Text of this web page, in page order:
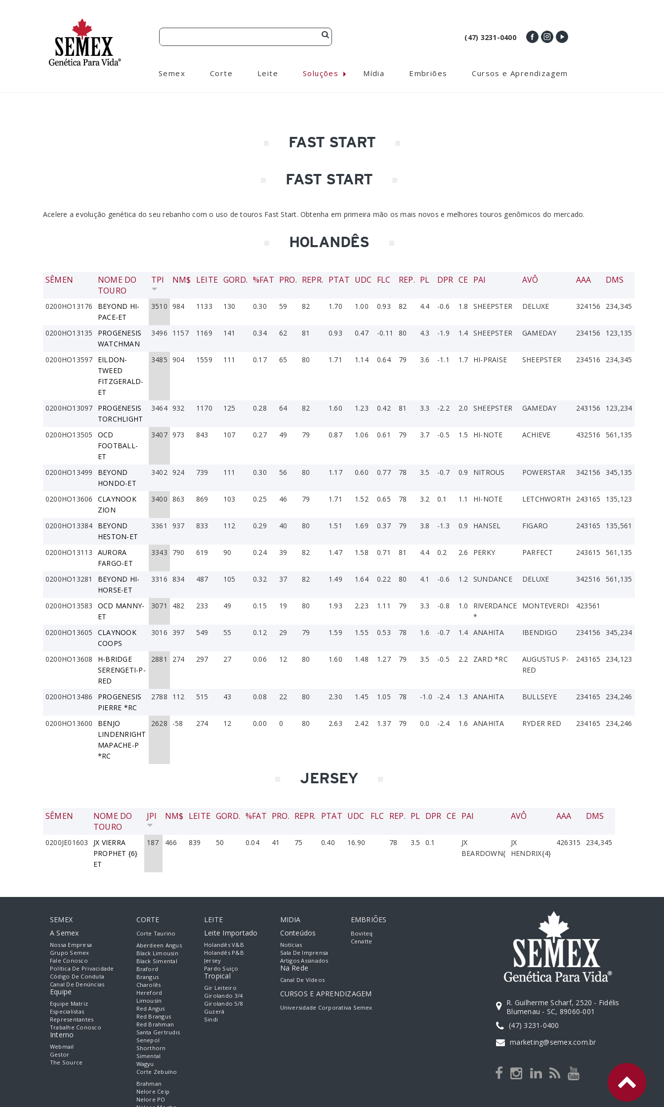
(47) 3231-0400
Semex Corte Leite Soluções Mídia Embriões Cursos e Aprendizagem
FAST START
FAST START
Acelere a evolução genética do seu rebanho com o uso de touros Fast Start. Obtenha em primeira mão os mais novos e melhores touros genômicos do mercado.
HOLANDÊS
SÊMEN
NOME DO
TOURO
TPI NM$ LEITE GORD. %FAT PRO. REPR. PTAT UDC FLC REP. PL DPR CE PAI AVÔ AAA DMS
0200HO13176
BEYOND HI-
PACE-ET
3510 984 1133 130 0.30 59 82 1.70 1.00 0.93 82 4.4 -0.6 1.8 SHEEPSTER DELUXE 324156 234,345
0200HO13135
PROGENESIS
WATCHMAN
3496 1157 1169 141 0.34 62 81 0.93 0.47 -0.11 80 4.3 -1.9 1.4 SHEEPSTER GAMEDAY 234156 123,135
0200HO13597
EILDON-
TWEED
FITZGERALD-
ET
3485 904 1559 111 0.17 65 80 1.71 1.14 0.64 79 3.6 -1.1 1.7 HI-PRAISE SHEEPSTER 234516 234,345
0200HO13097
PROGENESIS
TORCHLIGHT
3464 932 1170 125 0.28 64 82 1.60 1.23 0.42 81 3.3 -2.2 2.0 SHEEPSTER GAMEDAY 243156 123,234
0200HO13505
OCD
FOOTBALL-
ET
3407 973 843 107 0.27 49 79 0.87 1.06 0.61 79 3.7 -0.5 1.5 HI-NOTE ACHIEVE 432516 561,135
0200HO13499
BEYOND
HONDO-ET
3402 924 739 111 0.30 56 80 1.17 0.60 0.77 78 3.5 -0.7 0.9 NITROUS POWERSTAR 342156 345,135
0200HO13606
CLAYNOOK
ZION
3400 863 869 103 0.25 46 79 1.71 1.52 0.65 78 3.2 0.1 1.1 HI-NOTE LETCHWORTH 243165 135,123
0200HO13384
BEYOND
HESTON-ET
3361 937 833 112 0.29 40 80 1.51 1.69 0.37 79 3.8 -1.3 0.9 HANSEL FIGARO 243165 135,561
0200HO13113
AURORA
FARGO-ET
3343 790 619 90 0.24 39 82 1.47 1.58 0.71 81 4.4 0.2 2.6 PERKY PARFECT 243615 561,135
0200HO13281
BEYOND HI-
HORSE-ET
3316 834 487 105 0.32 37 82 1.49 1.64 0.22 80 4.1 -0.6 1.2 SUNDANCE DELUXE 342516 561,135
0200HO13583
OCD MANNY-
ET
3071 482 233 49 0.15 19 80 1.93 2.23 1.11 79 3.3 -0.8 1.0
RIVERDANCE
*
MONTEVERDI 423561
0200HO13605
CLAYNOOK
COOPS
3016 397 549 55 0.12 29 79 1.59 1.55 0.53 78 1.6 -0.7 1.4 ANAHITA IBENDIGO 234156 345,234
0200HO13608
H-BRIDGE
SERENGETI-P-
RED
2881 274 297 27 0.06 12 80 1.60 1.48 1.27 79 3.5 -0.5 2.2 ZARD *RC
AUGUSTUS P-
RED
243165 234,123
0200HO13486
PROGENESIS
PIERRE *RC
2788 112 515 43 0.08 22 80 2.30 1.45 1.05 78 -1.0 -2.4 1.3 ANAHITA BULLSEYE 234165 234,246
0200HO13600
BENJO
LINDENRIGHT
MAPACHE-P
*RC
2628 -58 274 12 0.00 0 80 2.63 2.42 1.37 79 0.0 -2.4 1.6 ANAHITA RYDER RED 234165 234,246
JERSEY
SÊMEN
NOME DO
TOURO
JPI NM$ LEITE GORD. %FAT PRO. REPR. PTAT UDC FLC REP. PL DPR CE PAI AVÔ AAA DMS
0200JE01603
JX VIERRA
PROPHET {6}
ET
187 466 839 50 0.04 41 75 0.40 16.90 78 3.5 0.1
JX
BEARDOWN{
JX
HENDRIX{4}
426315 234,345
SEMEX
A Semex
Nossa Empresa
Grupo Semex
Fale Conosco
Política De Privacidade
Código De Conduta
Canal De Denúncias
Equipe
Equipe Matriz
Especialistas
Representantes
Trabalhe Conosco
Interno
Webmail
Gestor
The Source
CORTE
Corte Taurino
Aberdeen Angus
Black Limousin
Black Simental
Braford
Brangus
Charolês
Hereford
Limousin
Red Angus
Red Brangus
Red Brahman
Santa Gertrudis
Senepol
Shorthorn
Simental
Wagyu
Corte Zebuíno
Brahman
Nelore Ceip
Nelore PO
LEITE
Leite Importado
Holandês V&B
Holandês P&B
Jersey
Pardo Suiço
Tropical
Gir Leiteiro
Girolando 3/4
Girolando 5/8
Guzerá
Sindi
MIDIA
Conteúdos
Notícias
Sala De Imprensa
Artigos Assinados
Na Rede
Canal De Vídeos
EMBRIÕES
Boviteq
Cenatte
CURSOS E APRENDIZAGEM
Universidade Corporativa Semex
R. Guilherme Scharf, 2520 - Fidélis
Blumenau - SC, 89060-001
(47) 3231-0400
marketing@semex.com.br